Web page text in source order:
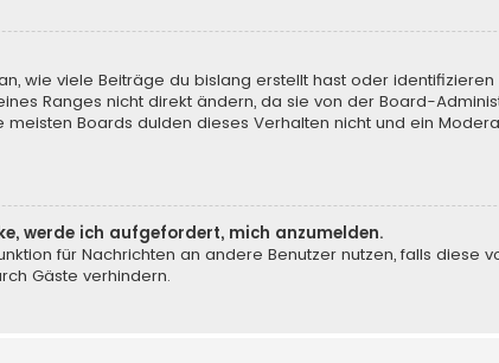
wie viele Beiträge du bislang erstellt hast oder
Ranges nicht direkt ändern, da sie von der Board-
Boards dulden dieses Verhalten nicht und ein
werde ich aufgefordert, mich anzumelden.
für Nachrichten an andere Benutzer nutzen, falls
Gäste verhindern.